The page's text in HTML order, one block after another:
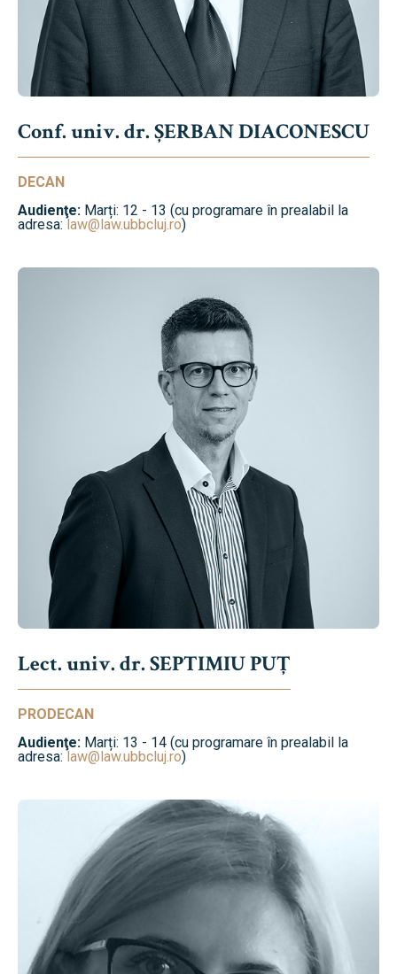
Conf. univ. dr. ȘERBAN DIACONESCU
DECAN
Audienţe: Marți: 12 - 13 (cu programare în prealabil la
adresa:law@law.ubbcluj.ro)
Lect. univ. dr. SEPTIMIU PUȚ
PRODECAN
Audienţe: Marți: 13 - 14 (cu programare în prealabil la
adresa:law@law.ubbcluj.ro)